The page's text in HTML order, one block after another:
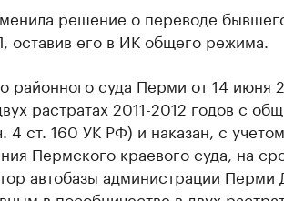
решение о переводе
оставив его в ИК общего режима.
районного суда Перми от 14 июня
растратах 2011-2012 годов с
ст. 160 УК РФ) и наказан, с учетом
Пермского краевого суда, на
автобазы администрации Перми